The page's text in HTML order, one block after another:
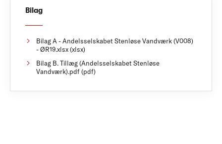
Bilag
Bilag A - Andelsselskabet Stenløse Vandværk (V008)
- ØR19.xlsx (xlsx)
Bilag B. Tillæg (Andelsselskabet Stenløse
Vandværk).pdf (pdf)